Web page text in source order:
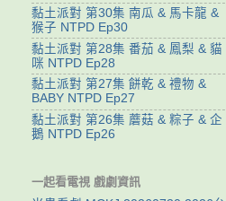
黏土派對 第30集 南瓜 & 馬卡龍 &
猴子 NTPD Ep30
黏土派對 第28集 番茄 & 鳳梨 & 貓
咪 NTPD Ep28
黏土派對 第27集 餅乾 & 禮物 &
BABY NTPD Ep27
黏土派對 第26集 蘑菇 & 粽子 & 企
鵝 NTPD Ep26
一起看電視 戲劇資訊